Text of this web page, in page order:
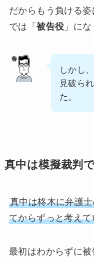
だからもう負ける
では「被告役 」に
しかし
見破ら
た。
真中は模擬裁判
真中は柊木に弁護
てからずっと考え
最初はわからずに